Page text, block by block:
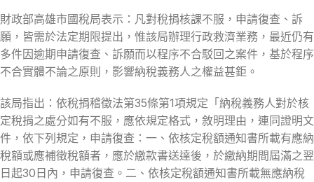
財政部高雄市國稅局表示：凡對稅捐核課不服，申請復查、訴
願，皆需於法定期限提出，惟該局辦理行政救濟業務，最近仍有
多件因逾期申請復查、訴願而以程序不合駁回之案件，基於程序
不合實體不論之原則，影響納稅義務人之權益甚鉅。
該局指出：依稅捐稽徵法第35條第1項規定「納稅義務人對於核
定稅捐之處分如有不服，應依規定格式，敘明理由，連同證明文
件，依下列規定，申請復查：一、依核定稅額通知書所載有應納
稅額或應補徵稅額者，應於繳款書送達後，於繳納期間屆滿之翌
日起30日內，申請復查。二、依核定稅額通知書所載無應納稅